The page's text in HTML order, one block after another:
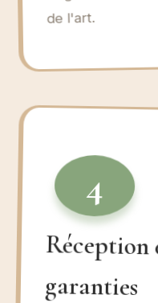
de l'art.
4
Réception
garanties